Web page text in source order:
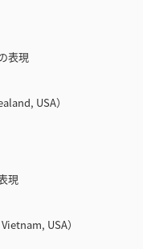
表現
USA）
現
USA）